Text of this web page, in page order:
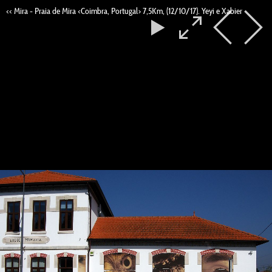
<< Mira - Praia de Mira <Coimbra, Portugal> 7,5Km, (12/10/17). Yeyi e Xabier